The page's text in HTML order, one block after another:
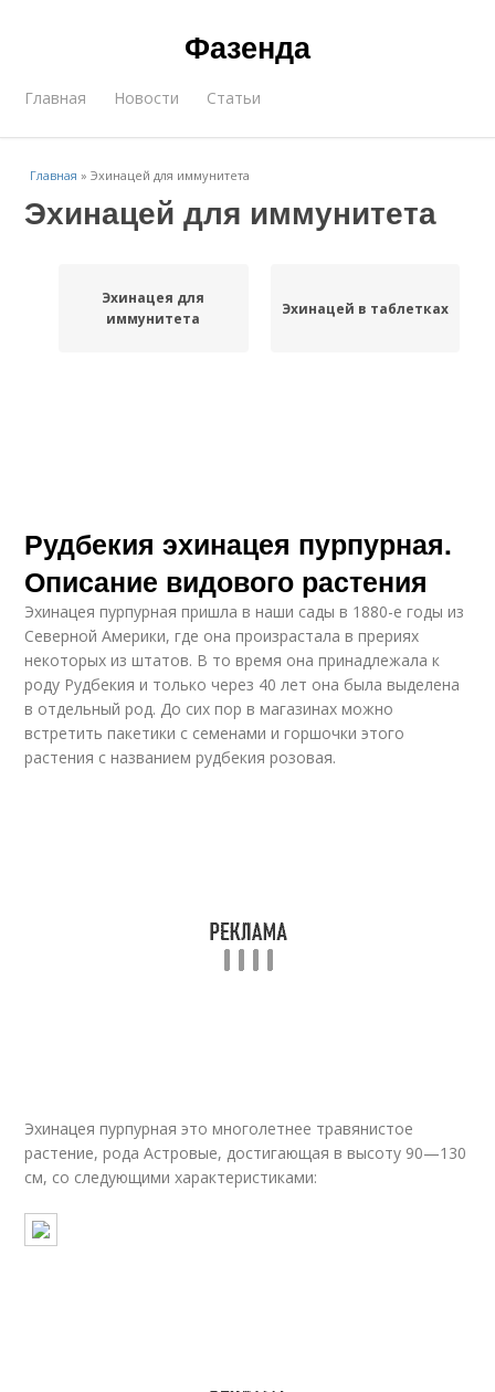
Фазенда
Главная Новости Статьи
Главная »Эхинацей для иммунитета
Эхинацей для иммунитета
Эхинацея для
иммунитета
Эхинацей в таблетках
Рудбекия эхинацея пурпурная.
Описание видового растения
Эхинацея пурпурная пришла в наши сады в 1880-е годы из
Северной Америки, где она произрастала в прериях
некоторых из штатов. В то время она принадлежала к
роду Рудбекия и только через 40 лет она была выделена
в отдельный род. До сих пор в магазинах можно
встретить пакетики с семенами и горшочки этого
растения с названием рудбекия розовая.
Эхинацея пурпурная это многолетнее травянистое
растение, рода Астровые, достигающая в высоту 90—130
см, со следующими характеристиками: